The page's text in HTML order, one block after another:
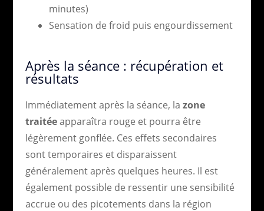
minutes)
Sensation de froid puis engourdissement
Après la séance : récupération et
résultats
Immédiatement après la séance, la zone
traitéeapparaîtra rouge et pourra être
légèrement gonflée. Ces effets secondaires
sont temporaires et disparaissent
généralement après quelques heures. Il est
également possible de ressentir une sensibilité
accrue ou des picotements dans la région